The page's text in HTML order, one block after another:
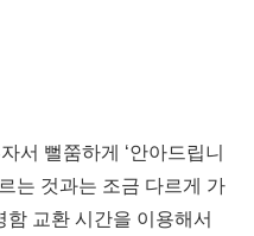
서 뻘쭘하게 ‘안아드립니
는 것과는 조금 다르게 가
교환 시간을 이용해서